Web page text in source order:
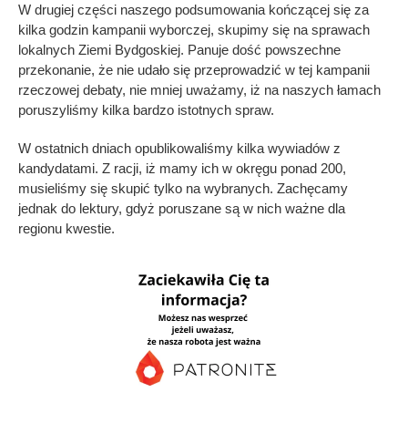
W drugiej części naszego podsumowania kończącej się za
kilka godzin kampanii wyborczej, skupimy się na sprawach
lokalnych Ziemi Bydgoskiej. Panuje dość powszechne
przekonanie, że nie udało się przeprowadzić w tej kampanii
rzeczowej debaty, nie mniej uważamy, iż na naszych łamach
poruszyliśmy kilka bardzo istotnych spraw.
W ostatnich dniach opublikowaliśmy kilka wywiadów z
kandydatami. Z racji, iż mamy ich w okręgu ponad 200,
musieliśmy się skupić tylko na wybranych. Zachęcamy
jednak do lektury, gdyż poruszane są w nich ważne dla
regionu kwestie.